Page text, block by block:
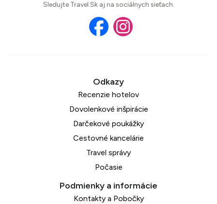
Sledujte Travel.Sk aj na sociálnych sieťach.
Recenzie hotelov
Dovolenkové inšpirácie
Darčekové poukážky
Cestovné kancelárie
Travel správy
Počasie
Kontakty a Pobočky